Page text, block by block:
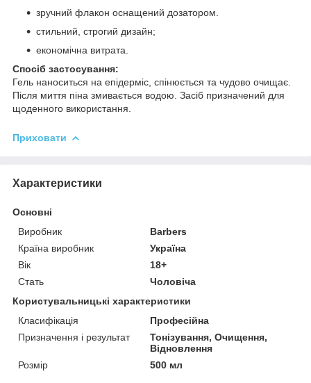
зручний флакон оснащений дозатором.
стильний, строгий дизайн;
економічна витрата.
Спосіб застосування:
Гель наноситься на епідерміс, спінюється та чудово очищає.
Після миття піна змивається водою. Засіб призначений для
щоденного використання.
Приховати
Характеристики
Основні
Виробник
Barbers
Країна виробник
Україна
Вік
18+
Стать
Чоловіча
Користувальницькі характеристики
Класифікація
Професійна
Призначення і результат
Тонізування, Очищення,
Відновлення
Розмір
500 мл